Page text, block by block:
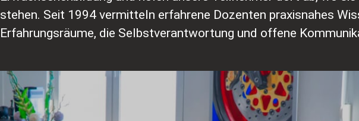
stehen. Seit 1994 vermitteln erfahrene Dozenten praxisnahes
Erfahrungsräume, die Selbstverantwortung und offene